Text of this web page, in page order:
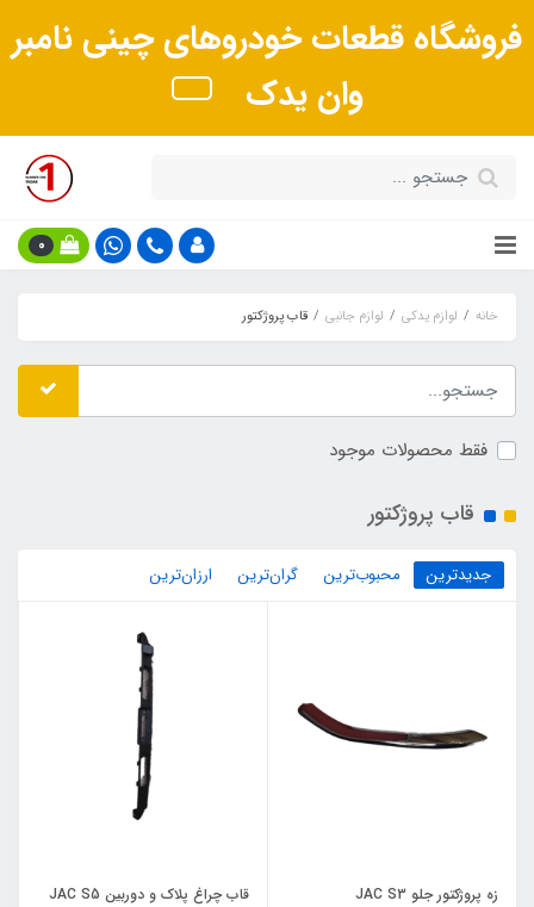
فروشگاه قطعات خودروهای چینی نامبر
وان یدک
0
خانه لوازم یدکی لوازم جانبی قاب پروژکتور
فقط محصولات موجود
قاب پروژکتور
جدیدترین محبوب‌ترین گران‌ترین ارزان‌ترین
زه پروژکتور جلو JAC S3 قاب چراغ پلاک و دوربین JAC S5